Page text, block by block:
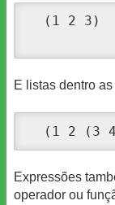
  (1 2 3)
E listas dentro
(1 2 (3
Expressões
operador ou